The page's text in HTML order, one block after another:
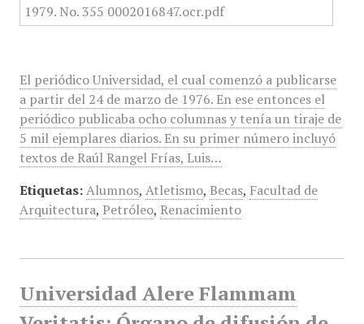
El periódico Universidad, el cual comenzó a publicarse
a partir del 24 de marzo de 1976. En ese entonces el
periódico publicaba ocho columnas y tenía un tiraje de
5 mil ejemplares diarios. En su primer número incluyó
textos de Raúl Rangel Frías, Luis…
Etiquetas: Alumnos, Atletismo, Becas, Facultad de
Arquitectura, Petróleo, Renacimiento
Universidad Alere Flammam